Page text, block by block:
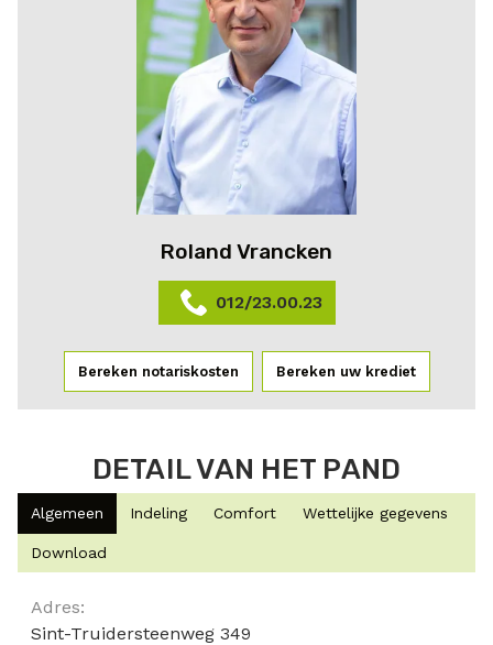
Roland Vrancken
012/23.00.23
Bereken notariskosten Bereken uw krediet
DETAIL VAN HET PAND
Algemeen Indeling Comfort Wettelijke gegevens
Download
Algemeen
Adres:
Sint-Truidersteenweg 349